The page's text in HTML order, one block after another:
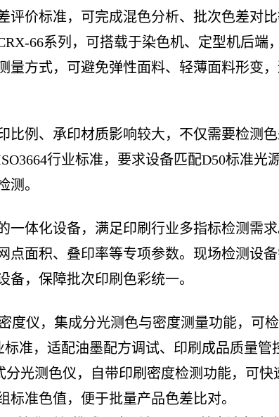
价标准，可完成混色分析、批次色差对比
66系列，可搭载于染色机、定型机后端
量方式，可避免弹性面料、轻薄面料形变
比例、承印材质影响较大，不仅需要检测
行业标准，要求设备匹配D50标准光
测。
一体化设备，满足印刷行业多指标检测需
点面积、叠印率等专项参数。现场检测设
，保障批次印刷色彩统一。
度仪，集成分光测色与密度测量功能，可
准，适配油墨配方调试、印刷成品质量管
分光测色仪，自带印刷密度检测功能，可
准色值，便于批量产品色差比对。